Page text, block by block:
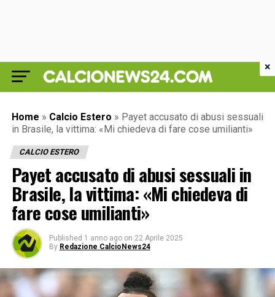
Home » Calcio Estero » Payet accusato di abusi sessuali
in Brasile, la vittima: «Mi chiedeva di fare cose umilianti»
CALCIO ESTERO
Payet accusato di abusi sessuali in
Brasile, la vittima: «Mi chiedeva di
fare cose umilianti»
Published 1 anno ago on 22 Aprile 2025
By Redazione CalcioNews24
×